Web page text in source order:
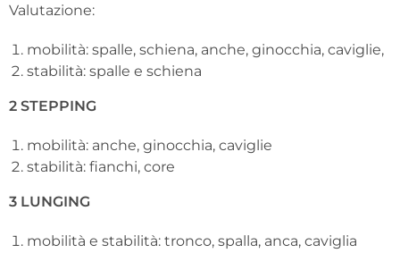
Valutazione:
mobilità: spalle, schiena, anche, ginocchia, caviglie,
stabilità: spalle e schiena
2 STEPPING
mobilità: anche, ginocchia, caviglie
stabilità: fianchi, core
3 LUNGING
mobilità e stabilità: tronco, spalla, anca, caviglia